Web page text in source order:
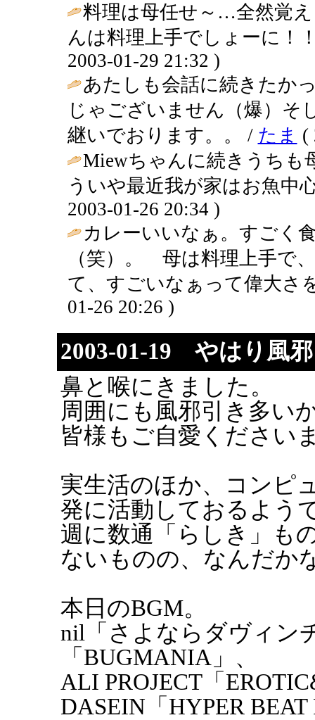
料理は母任せ～…全然覚
んは料理上手でしょーに！
2003-01-29 21:32 )
あたしも会話に続きたか
じゃございません（爆）そ
継いでおります。。 / たま (
Miewちゃんに続きうちも
ういや最近我が家はお魚中
2003-01-26 20:34 )
カレーいいなぁ。すごく
（笑）。 母は料理上手で
て、すごいなぁって偉大さ
01-26 20:26 )
2003-01-19 やはり風
鼻と喉にきました。
周囲にも風邪引き多い
皆様もご自愛ください
実生活のほか、コンピ
発に活動しておるよう
週に数通「らしき」も
ないものの、なんだか
本日のBGM。
nil「さよならダヴィン
「BUGMANIA」、
ALI PROJECT「
DASEIN「HYPER